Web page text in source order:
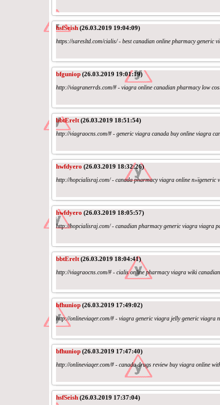
hsfSeish (26.03.2019 19:04:09)
https://saresltd.com/cialis/ - best canadian online pharmacy generic
bfguniop (26.03.2019 19:01:19)
http://viagranerrds.com/# - viagra online canadian pharmacy low
bbtErelt(26.03.2019 18:51:54)
http://viagraocns.com/# - generic viagra canada buy online viagra
hwfdyero (26.03.2019 18:32:26)
http://hopcialisraj.com/ - canada pharmacy viagra online п»їgeneric
hwfdyero (26.03.2019 18:05:57)
http://hopcialisraj.com/ - canadian pharmacy generic viagra viagra
bbtErelt(26.03.2019 18:04:41)
http://viagraocns.com/# - cialis online pharmacy viagra wiki
bfhuniop (26.03.2019 17:49:02)
http://onlineviaqer.com/# - viagra generic viagra jelly generic viagra
bfhuniop (26.03.2019 17:47:40)
http://onlineviaqer.com/# - canada drugs review buy viagra online
hsfSeish (26.03.2019 17:37:04)